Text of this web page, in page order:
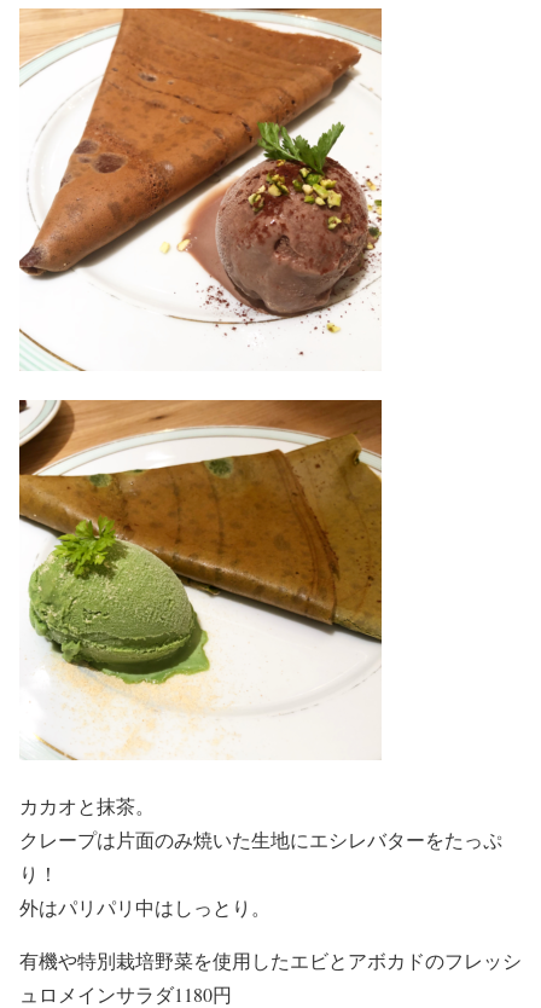
カカオと抹茶。
クレープは片面のみ焼いた生地にエシレバターをたっぷ
り！
外はパリパリ中はしっとり。
有機や特別栽培野菜を使用したエビとアボカドのフレッシ
ュロメインサラダ1180円